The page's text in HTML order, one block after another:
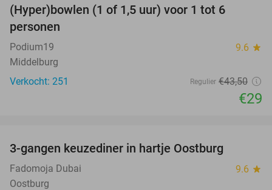
(Hyper)bowlen (1 of 1,5 uur) voor 1 tot 6
personen
Podium19 9.6 star
Middelburg
Verkocht: 251
Regulier €43,50
€29
3-gangen keuzediner in hartje Oostburg
Fadomoja Dubai 9.6 star
Oostburg